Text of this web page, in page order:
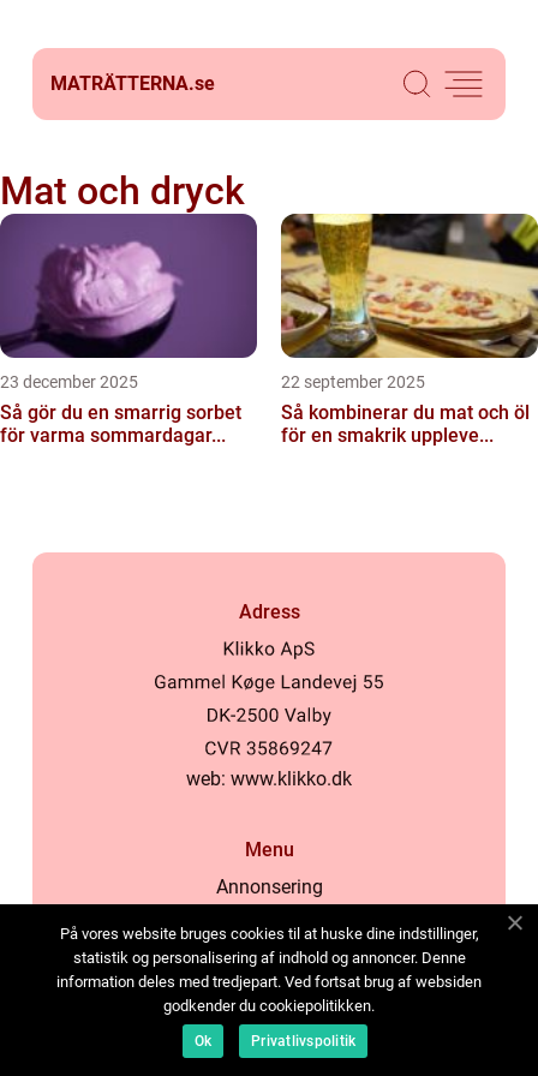
MATRÄTTERNA.se
Mat och dryck
23 december 2025
Så gör du en smarrig sorbet
för varma sommardagar...
22 september 2025
Så kombinerar du mat och öl
för en smakrik uppleve...
Adress
web: www.klikko.dk
Menu
Annonsering
Cookies
Kontakta oss
Sitemap
På vores website bruges cookies til at huske dine indstillinger,
statistik og personalisering af indhold og annoncer. Denne
information deles med tredjepart. Ved fortsat brug af websiden
godkender du cookiepolitikken.
Ok Privatlivspolitik